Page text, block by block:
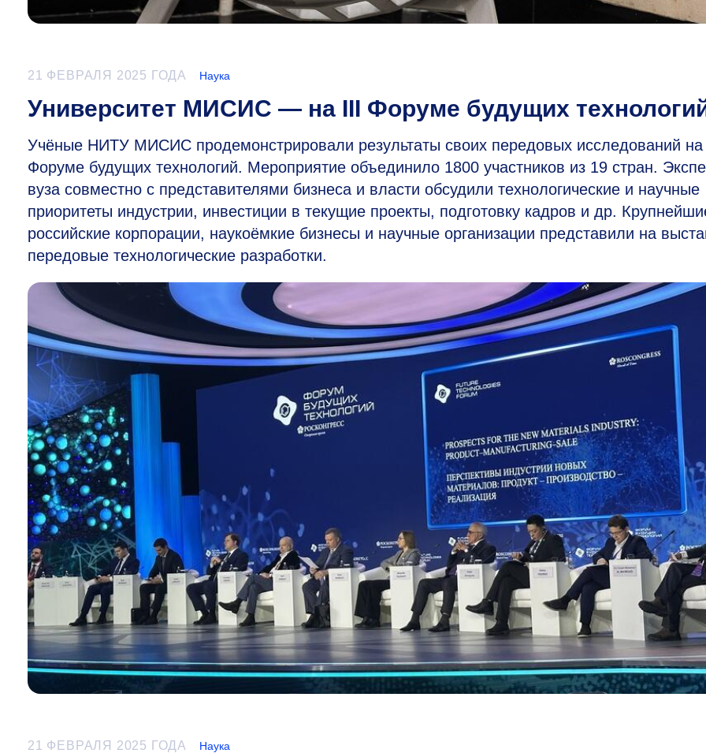
21 ФЕВРАЛЯ 2025 ГОДА Наука
Университет МИСИС — на III Форуме будущих
Учёные НИТУ МИСИС продемонстрировали результаты своих передовых исследований
Форуме будущих технологий. Мероприятие объединило 1800 участников из 19 стран.
вуза совместно с представителями бизнеса и власти обсудили технологические и научные
приоритеты индустрии, инвестиции в текущие проекты, подготовку кадров и др.
российские корпорации, наукоёмкие бизнесы и научные организации представили на
передовые технологические разработки.
21 ФЕВРАЛЯ 2025 ГОДА Наука